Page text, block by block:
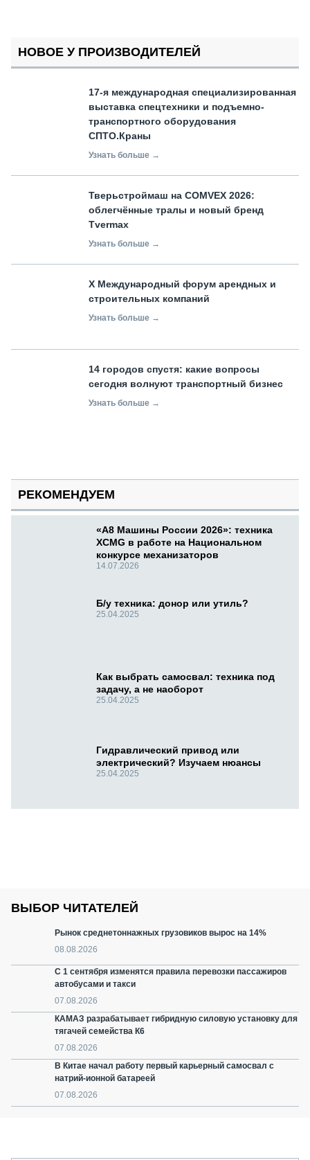
НОВОЕ У ПРОИЗВОДИТЕЛЕЙ
17-я международная специализированная
выставка спецтехники и подъемно-
транспортного оборудования
СПТО.Краны
Узнать больше →
Тверьстроймаш на COMVEX 2026:
облегчённые тралы и новый бренд
Tvermax
Узнать больше →
X Международный форум арендных и
строительных компаний
Узнать больше →
14 городов спустя: какие вопросы
сегодня волнуют транспортный бизнес
Узнать больше →
РЕКОМЕНДУЕМ
«А8 Машины России 2026»: техника
XCMG в работе на Национальном
конкурсе механизаторов
14.07.2026
Б/у техника: донор или утиль?
25.04.2025
Как выбрать самосвал: техника под
задачу, а не наоборот
25.04.2025
Гидравлический привод или
электрический? Изучаем нюансы
25.04.2025
ВЫБОР ЧИТАТЕЛЕЙ
Рынок среднетоннажных грузовиков вырос на 14%
08.08.2026
С 1 сентября изменятся правила перевозки пассажиров
автобусами и такси
07.08.2026
КАМАЗ разрабатывает гибридную силовую установку для
тягачей семейства К6
07.08.2026
В Китае начал работу первый карьерный самосвал с
натрий-ионной батареей
07.08.2026